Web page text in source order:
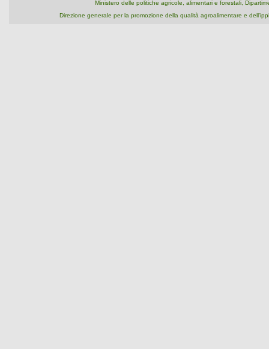
Ministero delle politiche agricole, alimentari e forestali,
Direzione generale per la promozione della qualità agroalimentare e